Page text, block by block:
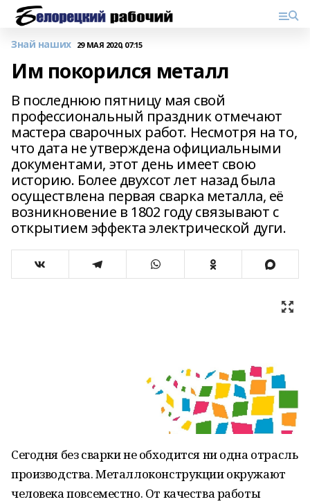
Знай наших 29 МАЯ 2020, 07:15
Им покорился металл
В последнюю пятницу мая свой
профессиональный праздник отмечают
мастера сварочных работ. Несмотря на то,
что дата не утверждена официальными
документами, этот день имеет свою
историю. Более двухсот лет назад была
осуществлена первая сварка металла, её
возникновение в 1802 году связывают с
открытием эффекта электрической дуги.
Сегодня без сварки не обходится ни одна отрасль
производства. Металлоконструкции окружают
человека повсеместно. От качества работы